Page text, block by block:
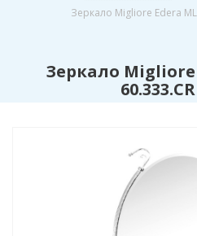
Зеркало Migliore Edera
Зеркало Migliore